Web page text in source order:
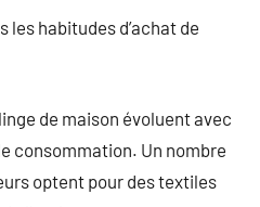
les habitudes d’achat de
de maison évoluent avec
consommation. Un nombre
optent pour des textiles